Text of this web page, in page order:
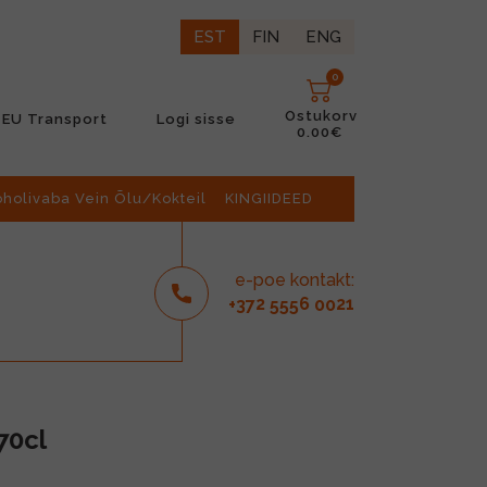
EST FIN ENG
EU Transport Logi sisse
0
Ostukorv
0.00€
Vein Õlu/Kokteil KINGIIDEED
e-poe kontakt:
+372 5556 0021